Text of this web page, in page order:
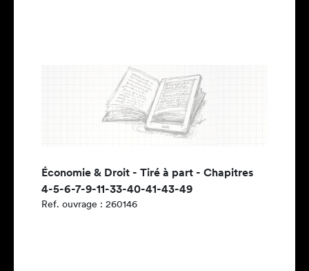
Économie & Droit - Tiré à part - Chapitres
4-5-6-7-9-11-33-40-41-43-49
Ref. ouvrage : 260146